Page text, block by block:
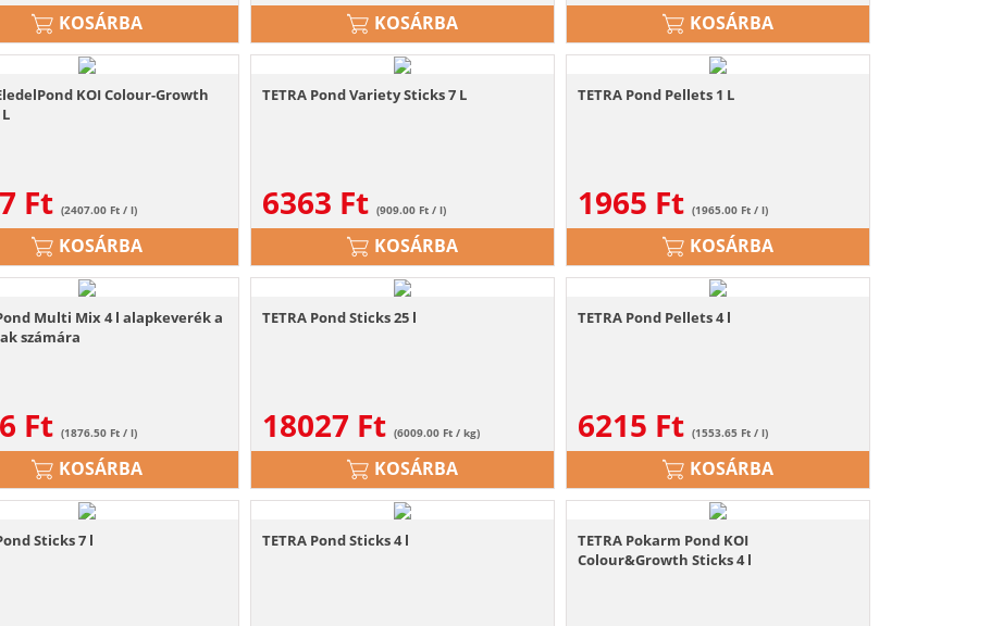
KOSÁRBA KOSÁRBA KOSÁRBA
KOI Colour-Growth
Ft (2407.00 Ft / l)
KOSÁRBA
TETRA Pond Variety Sticks 7 L
6363 Ft (909.00 Ft / l)
KOSÁRBA
TETRA Pond Pellets 1 L
1965 Ft (1965.00 Ft / l)
KOSÁRBA
Multi Mix 4 l alapkeverék a
számára
Ft (1876.50 Ft / l)
KOSÁRBA
TETRA Pond Sticks 25 l
18027 Ft (6009.00 Ft / kg)
KOSÁRBA
TETRA Pond Pellets 4 l
6215 Ft (1553.65 Ft / l)
KOSÁRBA
Sticks 7 l TETRA Pond Sticks 4 l
TETRA Pokarm Pond KOI
Colour&Growth Sticks 4 l